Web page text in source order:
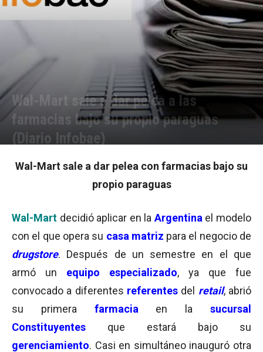
Wal-Mart sale a dar pelea a las
farmacias bajo su propio paraguas
(Diario Infobae)
Wal-Mart sale a dar pelea con farmacias bajo su
propio paraguas
Wal-Mart decidió aplicar en la Argentina el modelo
con el que opera su casa matriz para el negocio de
drugstore. Después de un semestre en el que
armó un equipo especializado, ya que fue
convocado a diferentes referentes del retail, abrió
su primera farmacia en lasucursal
Constituyentes que estará bajo su
gerenciamiento. Casi en simultáneo inauguró otra